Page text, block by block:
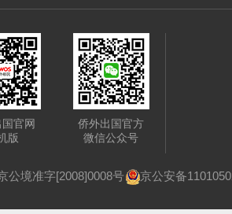
官网
版
侨外出国官方
微信公众号
公境准字[2008]0008号 京公安备